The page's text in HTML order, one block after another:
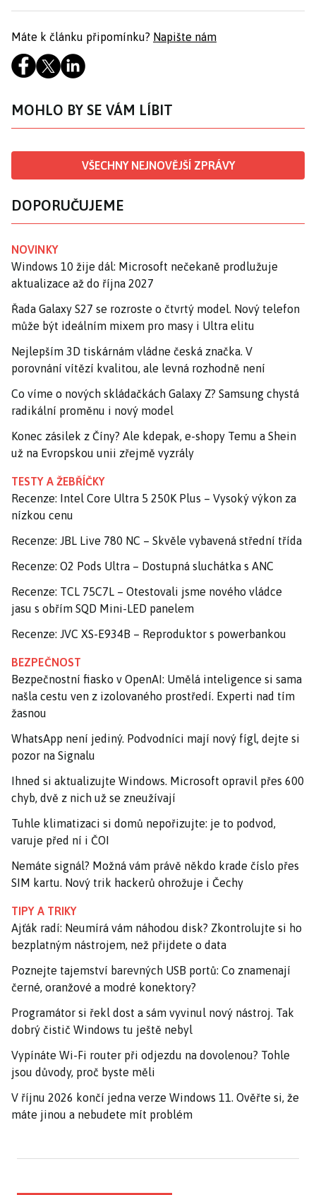
Máte k článku připomínku? Napište nám
MOHLO BY SE VÁM LÍBIT
VŠECHNY NEJNOVĚJŠÍ ZPRÁVY
DOPORUČUJEME
NOVINKY
Windows 10 žije dál: Microsoft nečekaně prodlužuje
aktualizace až do října 2027
Řada Galaxy S27 se rozroste o čtvrtý model. Nový telefon
může být ideálním mixem pro masy i Ultra elitu
Nejlepším 3D tiskárnám vládne česká značka. V
porovnání vítězí kvalitou, ale levná rozhodně není
Co víme o nových skládačkách Galaxy Z? Samsung chystá
radikální proměnu i nový model
Konec zásilek z Číny? Ale kdepak, e-shopy Temu a Shein
už na Evropskou unii zřejmě vyzrály
TESTY A ŽEBŘÍČKY
Recenze: Intel Core Ultra 5 250K Plus – Vysoký výkon za
nízkou cenu
Recenze: JBL Live 780 NC – Skvěle vybavená střední třída
Recenze: O2 Pods Ultra – Dostupná sluchátka s ANC
Recenze: TCL 75C7L – Otestovali jsme nového vládce
jasu s obřím SQD Mini-LED panelem
Recenze: JVC XS-E934B – Reproduktor s powerbankou
BEZPEČNOST
Bezpečnostní fiasko v OpenAI: Umělá inteligence si sama
našla cestu ven z izolovaného prostředí. Experti nad tím
žasnou
WhatsApp není jediný. Podvodníci mají nový fígl, dejte si
pozor na Signalu
Ihned si aktualizujte Windows. Microsoft opravil přes 600
chyb, dvě z nich už se zneužívají
Tuhle klimatizaci si domů nepořizujte: je to podvod,
varuje před ní i ČOI
Nemáte signál? Možná vám právě někdo krade číslo přes
SIM kartu. Nový trik hackerů ohrožuje i Čechy
TIPY A TRIKY
Ajťák radí: Neumírá vám náhodou disk? Zkontrolujte si ho
bezplatným nástrojem, než přijdete o data
Poznejte tajemství barevných USB portů: Co znamenají
černé, oranžové a modré konektory?
Programátor si řekl dost a sám vyvinul nový nástroj. Tak
dobrý čistič Windows tu ještě nebyl
Vypínáte Wi-Fi router při odjezdu na dovolenou? Tohle
jsou důvody, proč byste měli
V říjnu 2026 končí jedna verze Windows 11. Ověřte si, že
máte jinou a nebudete mít problém